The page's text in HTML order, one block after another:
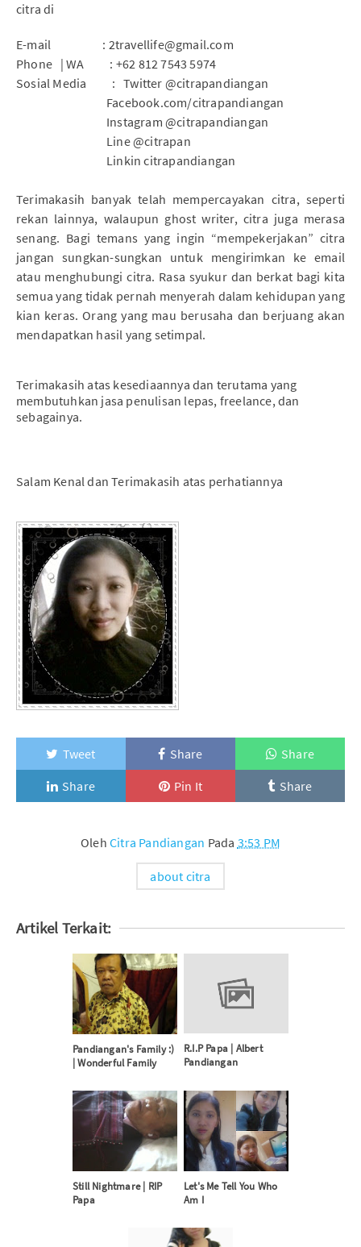
citra di
E-mail
: 2travellife@gmail.com
Phone | WA
: +62 812 7543 5974
Sosial Media
: Twitter @citrapandiangan
Facebook.com/citrapandiangan
Instagram @citrapandiangan
Line @citrapan
Linkin citrapandiangan
Terimakasih banyak telah mempercayakan citra, seperti
rekan lainnya, walaupun ghost writer, citra juga merasa
senang. Bagi temans yang ingin “mempekerjakan” citra
jangan sungkan-sungkan untuk mengirimkan ke email
atau menghubungi citra. Rasa syukur dan berkat bagi kita
semua yang tidak pernah menyerah dalam kehidupan yang
kian keras. Orang yang mau berusaha dan berjuang akan
mendapatkan hasil yang setimpal.
Terimakasih atas kesediaannya dan terutama yang
membutuhkan jasa penulisan lepas, freelance, dan
sebagainya.
Salam Kenal dan Terimakasih atas perhatiannya
Tweet Share
Share
Share
Pin It Share
OlehCitra Pandiangan Pada 3:53 PM
about citra
Artikel Terkait:
Pandiangan's Family :)
| Wonderful Family
R.I.P Papa | Albert
Pandiangan
Still Nightmare | RIP
Papa
Let's Me Tell You Who
Am I